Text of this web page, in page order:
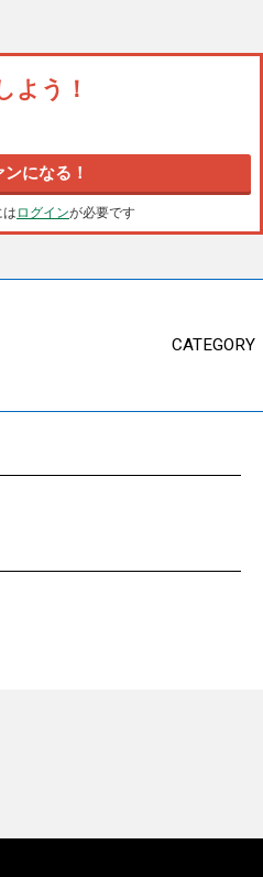
よう！
ンになる！
ログインが必要です
CATEGORY